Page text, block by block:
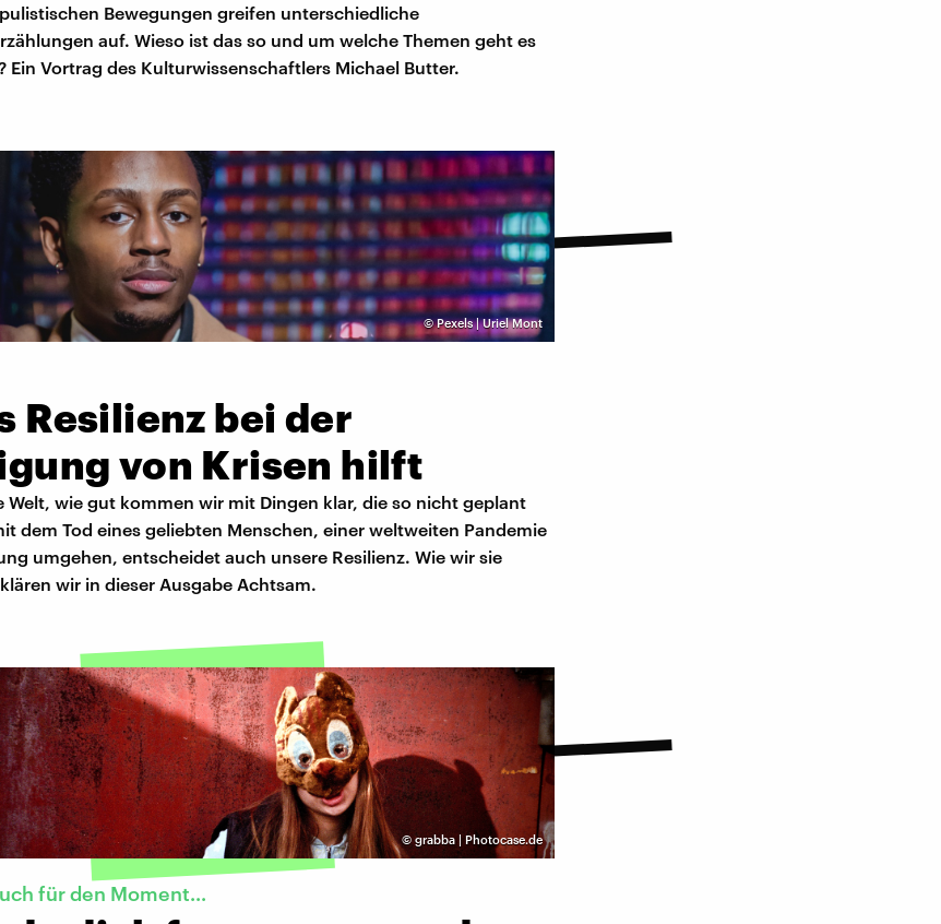
Bewegungen greifen unterschiedliche
auf. Wieso ist das so und um welche Themen geht es
Ein Vortrag des Kulturwissenschaftlers Michael Butter.
©Pexels | Uriel Mont
Resilienz bei der
von Krisen hilft
Welt, wie gut kommen wir mit Dingen klar, die so nicht geplant
dem Tod eines geliebten Menschen, einer weltweiten Pandemie
umgehen, entscheidet auch unsere Resilienz. Wie wir sie
wir in dieser Ausgabe Achtsam.
© grabba | Photocase.de
für den Moment...